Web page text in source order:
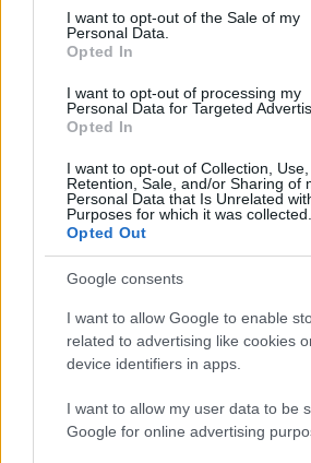
consent section.
I want to opt-out of the Sale of my
Personal Data.
Opted In
I want to opt-out of processing my
Personal Data for Targeted
Opted In
I want to opt-out of Collection, Use,
Retention, Sale, and/or Sharing of
Personal Data that Is Unrelated
Purposes for which it was collected.
Opted Out
Google consents
I want to allow Google to enable
related to advertising like cookies
device identifiers in apps.
I want to allow my user data to be
Google for online advertising
együttesből.
- Hol lép föl legközelebb a Híd?
találkozón, ahol Balázs Béla
herceg várát játsszuk.
Ajánlott bejegyzések:
Indul az e-Trafó